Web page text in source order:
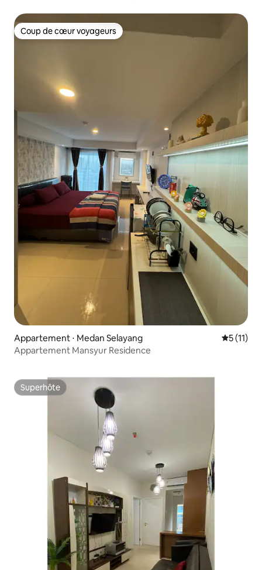
Coup de cœur voyageurs
Coup de cœur voyageurs
Appartement ⋅ Medan Selayang
5 (11)
Appartement Mansyur Residence
Superhôte
Superhôte